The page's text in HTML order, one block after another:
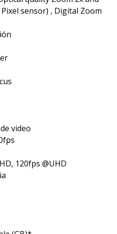
sensor) , Digital Zoom
video
120fps @UHD